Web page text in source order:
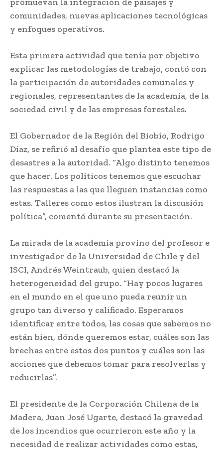
comunidades, nuevas aplicaciones tecnológicas
y enfoques operativos.
Esta primera actividad que tenía por objetivo
explicar las metodologías de trabajo, contó con
la participación de autoridades comunales y
regionales, representantes de la academia, de la
sociedad civil y de las empresas forestales.
El Gobernador de la Región del Biobío, Rodrigo
Díaz, se refirió al desafío que plantea este tipo de
desastres a la autoridad. “Algo distinto tenemos
que hacer. Los políticos tenemos que escuchar
las respuestas a las que lleguen instancias como
estas. Talleres como estos ilustran la discusión
política”, comentó durante su presentación.
La mirada de la academia provino del profesor e
investigador de la Universidad de Chile y del
ISCI, Andrés Weintraub, quien destacó la
heterogeneidad del grupo. “Hay pocos lugares
en el mundo en el que uno pueda reunir un
grupo tan diverso y calificado. Esperamos
identificar entre todos, las cosas que sabemos no
están bien, dónde queremos estar, cuáles son las
brechas entre estos dos puntos y cuáles son las
acciones que debemos tomar para resolverlas y
reducirlas”.
El presidente de la Corporación Chilena de la
Madera, Juan José Ugarte, destacó la gravedad
de los incendios que ocurrieron este año y la
necesidad de realizar actividades como estas,